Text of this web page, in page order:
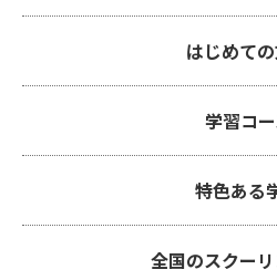
はじめて
学習コ
特色ある
全国のスクー